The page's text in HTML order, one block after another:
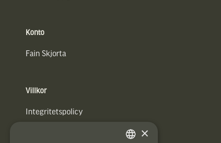
Konto
Fain Skjorta
Villkor
Integritetspolicy
×